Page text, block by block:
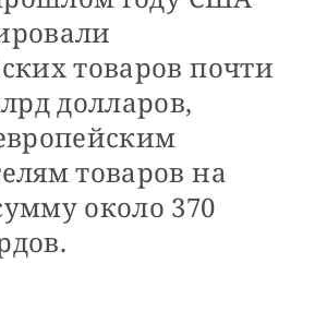
товаров почти
долларов,
товаров на
около 370